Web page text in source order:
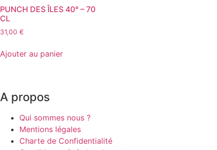
PUNCH DES ÎLES 40° – 70
CL
31,00 €
Ajouter au panier
A propos
Qui sommes nous ?
Mentions légales
Charte de Confidentialité